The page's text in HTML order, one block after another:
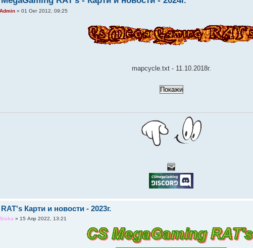
Admin » 01 Окт 2012, 09:25
mapcycle.txt - 11.10.2018г.
Карти и новости - 2023г.
Siska » 15 Апр 2022, 13:21